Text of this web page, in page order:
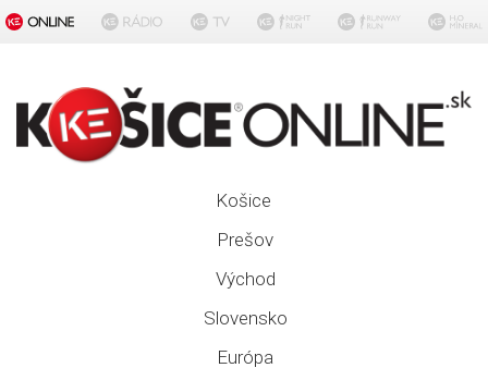
Košice
Prešov
Východ
Slovensko
Európa